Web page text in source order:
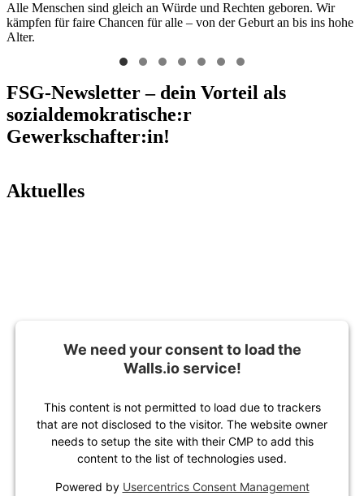
Alle Menschen sind gleich an Würde und Rechten geboren. Wir
kämpfen für faire Chancen für alle – von der Geburt an bis ins hohe
Alter.
FSG-Newsletter – dein Vorteil als
sozialdemokratische:r
Gewerkschafter:in!
Aktuelles
We need your consent to load the
Walls.io service!
This content is not permitted to load due to trackers
that are not disclosed to the visitor. The website owner
needs to setup the site with their CMP to add this
content to the list of technologies used.
Powered by Usercentrics Consent Management